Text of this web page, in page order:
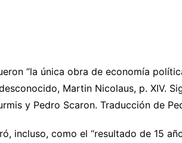
“la única obra de economía
Martin Nicolaus, p. XIV.
y Pedro Scaron. Traducción de
incluso, como el “resultado de 15